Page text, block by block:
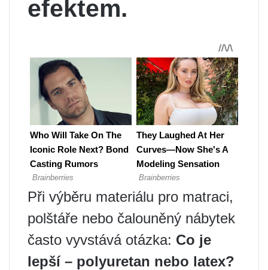
efektem.
Při výběru materiálu pro matraci,
polštáře nebo čalouněný nábytek
často vyvstává otázka: Co je
lepší – polyuretan nebo latex?